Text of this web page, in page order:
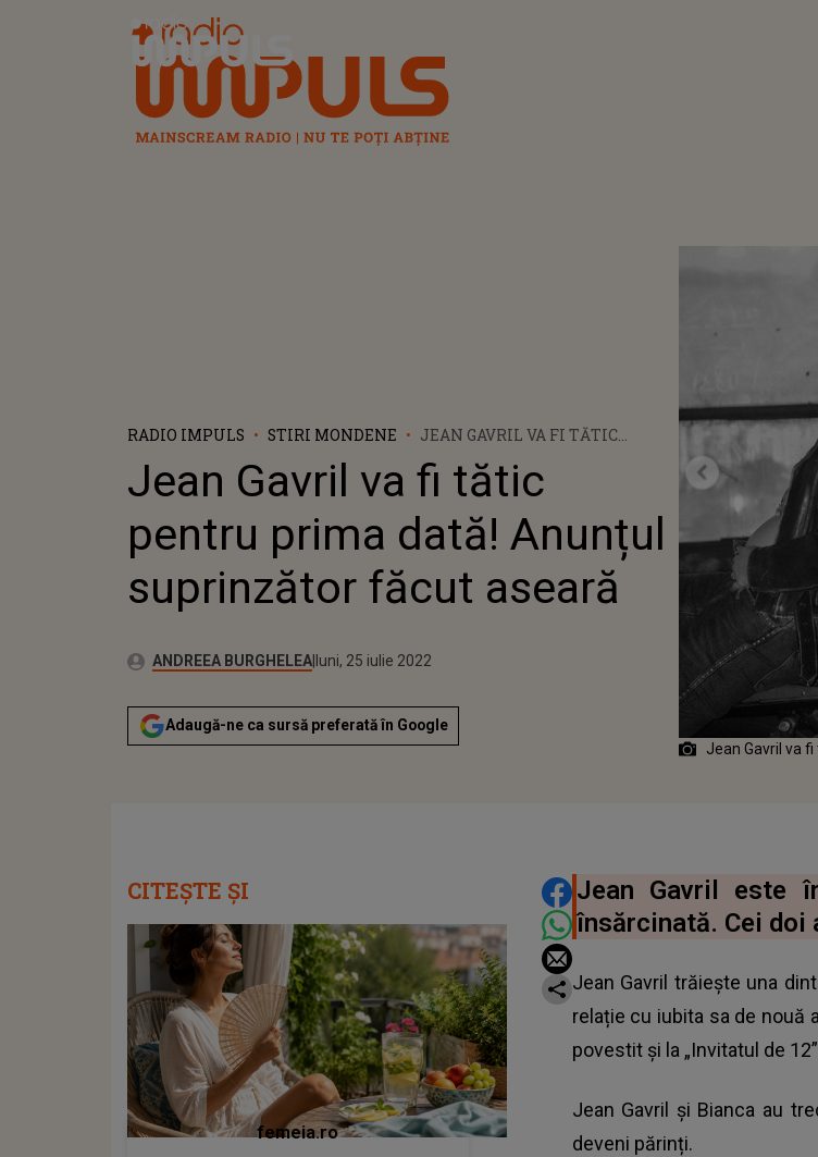
Radio Impuls
RADIO IMPULS STIRI MONDENE
JEAN GAVRIL VA FI TĂTIC
ANUNȚUL SUPRINZĂTOR
FĂCUT ASEARĂ
Jean Gavril va fi tătic
pentru prima dată! Anunțul
suprinzător făcut aseară
Autor:ANDREEA BURGHELEAPublicat:
joi, 27 mai 2021
Actualizat:
luni, 25 iulie 2022
Adaugă-ne ca sursă preferată în Google
Jean Gavril va
DISTRIBUIE ARTICOLUL
Jean Gavril este
însărcinată. Cei doi
Jean Gavril trăiește una
relație cu iubita sa de nouă
povestit și la „Invitatul de 12”
Jean Gavril și Bianca au
deveni părinți.
CITEȘTE ȘI
femeia.ro